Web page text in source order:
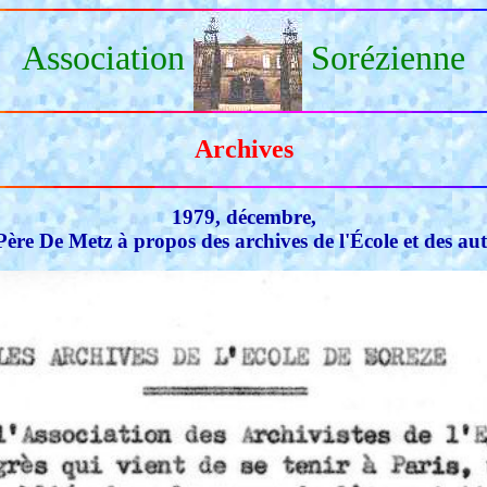
Association Sorézienne
Archives
1979, décembre,
De Metz à propos des archives de l'École et des